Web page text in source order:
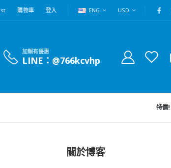
購物車 登入 ENG USD
加賴有優惠
LINE：@766kcvhp
特價!
關於博客